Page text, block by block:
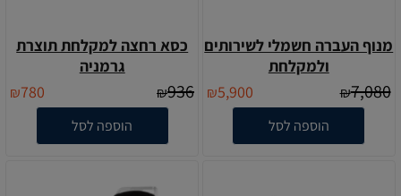
מנוף העברה חשמלי לשירותים
ולמקלחת
₪7,080
₪5,900
הוספה לסל
כסא רחצה למקלחת תוצרת
גרמניה
₪936
₪780
הוספה לסל